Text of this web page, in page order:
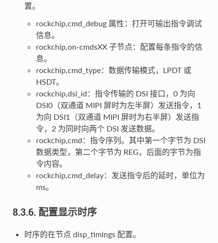
置。
rockchip,cmd_debug 属性：打开可输出指令调试
信息。
rockchip,on-cmdsXX 子节点：配置每条指令的信
息。
rockchip,cmd_type：数据传输模式，LPDT 或
HSDT。
rockchip,dsi_id：指令传输的 DSI 接口，0 为向
DSI0（双通道 MIPI 屏时为左半屏）发送指令，1
为向 DSI1（双通道 MIPI 屏时为右半屏）发送指
令，2 为同时向两个 DSI 发送数据。
rockchip,cmd：指令序列。其中第一个字节为 DSI
数据类型，第二个字节为 REG，后面的字节为指
令内容。
rockchip,cmd_delay：发送指令后的延时，单位为
ms。
8.3.6. 配置显示时序
时序的在节点 disp_timings 配置。